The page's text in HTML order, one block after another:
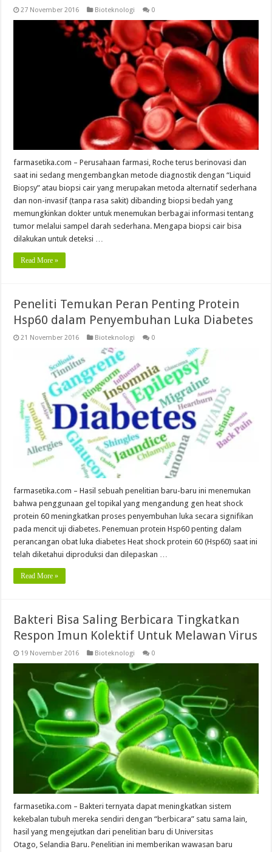
27 November 2016 Bioteknologi 0
farmasetika.com – Perusahaan farmasi, Roche terus berinovasi dan
saat ini sedang mengembangkan metode diagnostik dengan “Liquid
Biopsy” atau biopsi cair yang merupakan metoda alternatif sederhana
dan non-invasif (tanpa rasa sakit) dibanding biopsi bedah yang
memungkinkan dokter untuk menemukan berbagai informasi tentang
tumor melalui sampel darah sederhana. Mengapa biopsi cair bisa
dilakukan untuk deteksi …
Read More »
Peneliti Temukan Peran Penting Protein
Hsp60 dalam Penyembuhan Luka Diabetes
21 November 2016 Bioteknologi 0
farmasetika.com – Hasil sebuah penelitian baru-baru ini menemukan
bahwa penggunaan gel topikal yang mengandung gen heat shock
protein 60 meningkatkan proses penyembuhan luka secara signifikan
pada mencit uji diabetes. Penemuan protein Hsp60 penting dalam
perancangan obat luka diabetes Heat shock protein 60 (Hsp60) saat ini
telah diketahui diproduksi dan dilepaskan …
Read More »
Bakteri Bisa Saling Berbicara Tingkatkan
Respon Imun Kolektif Untuk Melawan Virus
19 November 2016 Bioteknologi 0
farmasetika.com – Bakteri ternyata dapat meningkatkan sistem
kekebalan tubuh mereka sendiri dengan “berbicara” satu sama lain,
hasil yang mengejutkan dari penelitian baru di Universitas
Otago, Selandia Baru. Penelitian ini memberikan wawasan baru